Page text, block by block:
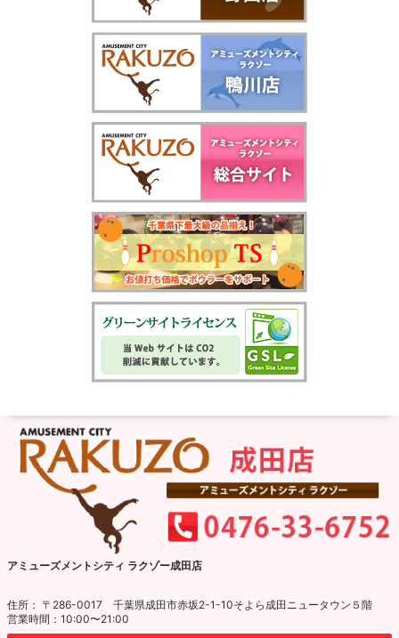
アミューズメントシティ ラクゾー成田店
住所： 〒286-0017 千葉県成田市赤坂2-1-10そよら成田ニュータウン５階
営業時間：10:00〜21:00